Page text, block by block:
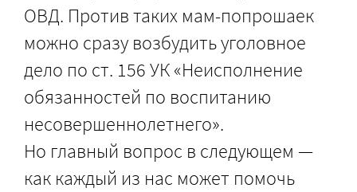
ОВД. Против таких мам-попрошаек
можно сразу возбудить уголовное
дело по ст. 156 УК «Неисполнение
обязанностей по воспитанию
несовершеннолетнего».
Но главный вопрос в следующем —
как каждый из нас может помочь